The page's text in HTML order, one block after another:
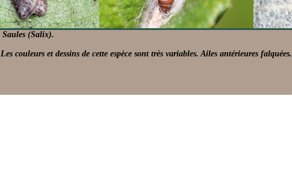
Saules (Salix).
Les couleurs et dessins de cette espèce sont très variables. Ailes antérieures falquées.